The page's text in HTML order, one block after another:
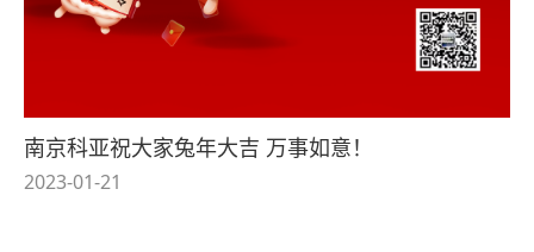
南京科亚祝大家兔年大吉 万事如意！
2023-01-21